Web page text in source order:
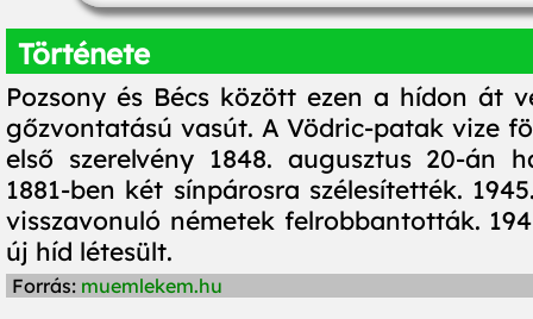
Története
Pozsony és Bécs között ezen a hídon át
gőzvontatású vasút. A Vödric-patak vize
első szerelvény 1848. augusztus 20-án
1881-ben két sínpárosra szélesítették.
visszavonuló németek felrobbantották.
új híd létesült.
Forrás: muemlekem.hu